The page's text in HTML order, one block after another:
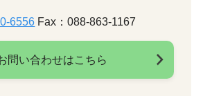
6556 Fax：088-863-1167
問い合わせはこちら